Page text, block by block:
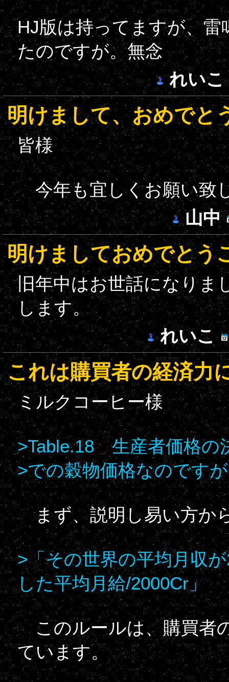
HJ版は持ってますが、
たのですが。無念
れいこ
明けまして、おめでと
皆様
今年も宜しくお願い致
山中
明けましておめでとう
旧年中はお世話になりま
します。
れいこ
これは購買者の経済力
ミルクコーヒー様
>Table.18 生産者価格の
>での穀物価格なのですが
まず、説明し易い方か
>「その世界の平均月収
した平均月給/2000Cr」
このルールは、購買者
ています。